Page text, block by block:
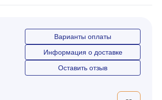
Варианты оплаты
Информация о доставке
Оставить отзыв